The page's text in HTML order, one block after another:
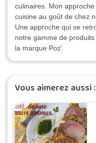
culinaires. Mon
cuisine au goût de chez
Une approche qui se
notre gamme de
la marque Poz'.
Vous aimerez aussi :